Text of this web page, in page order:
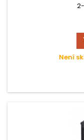
Není